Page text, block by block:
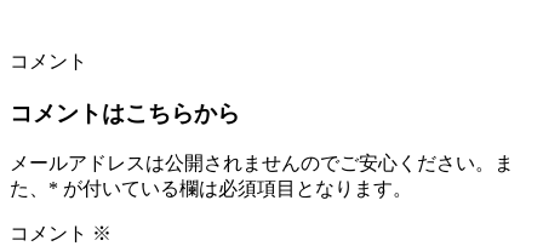
コメント
コメントはこちらから
メールアドレスは公開されませんのでご安心ください。ま
た、 * が付いている欄は必須項目となります。
コメント ※